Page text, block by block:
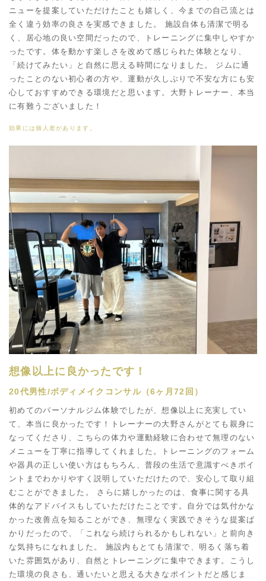
ニューを提案していただけたことも嬉しく、今までの自己流とは
全く違う効率の良さを実感できました。 施設自体も清潔で明る
く、居心地の良い空間だったので、トレーニングに集中しやすか
ったです。体を動かす楽しさを改めて感じられた体験となり、
「続けてみたい」と自然に思える時間になりました。 ジムに通
ったことのない初心者の方や、運動が久しぶりで不安な方にも安
心しておすすめできる環境だと思います。大野トレーナー、本当
に有難うございました！
効果には個人差があります。
想像以上に良かったです！
20代男性/ボディメイクコンサル（6ヶ月72回）
初めてのパーソナルジム体験でしたが、想像以上に充実してい
て、本当に良かったです！トレーナーの大野さんがとても親身に
なってくださり、こちらの体力や運動経験に合わせて無理のない
メニューを丁寧に指導してくれました。トレーニングのフォーム
や器具の正しい使い方はもちろん、普段の生活で意識すべきポイ
ントまでわかりやすく説明していただけたので、安心して取り組
むことができました。 さらに嬉しかったのは、食事に関する具
体的なアドバイスもしていただけたことです。自分では気付かな
かった改善点を知ることができ、無理なく実践できそうな提案ば
かりだったので、「これなら続けられるかもしれない」と前向き
な気持ちになれました。 施設内もとても清潔で、明るく落ち着
いた雰囲気があり、自然とトレーニングに集中できます。こうし
た環境の良さも、通いたいと思える大きなポイントだと感じま